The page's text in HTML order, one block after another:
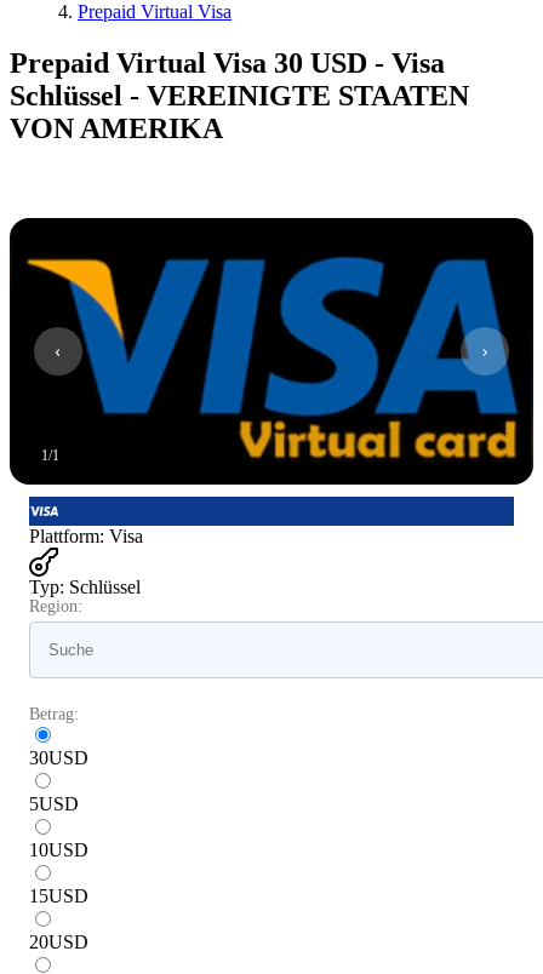
Prepaid Virtual Visa
Prepaid Virtual Visa 30 USD - Visa
Schlüssel - VEREINIGTE STAATEN
VON AMERIKA
1/1
Plattform: Visa
Typ: Schlüssel
Region:
Betrag:
30USD
5USD
10USD
15USD
20USD